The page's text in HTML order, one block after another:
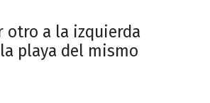
otro a la izquierda
playa del mismo